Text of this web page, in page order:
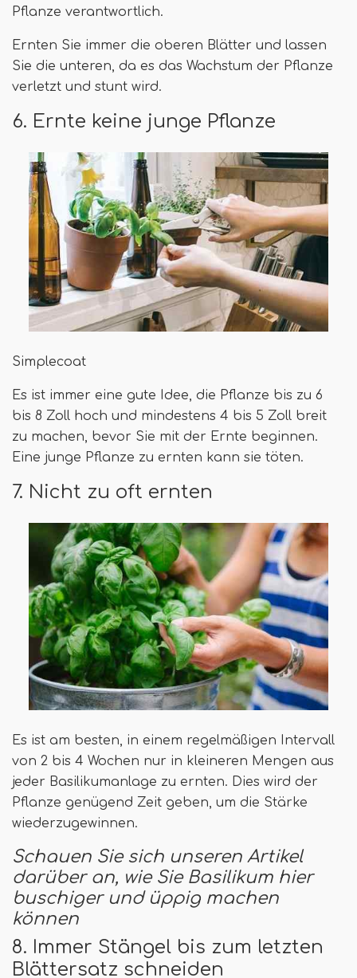
Pflanze verantwortlich.
Ernten Sie immer die oberen Blätter und lassen
Sie die unteren, da es das Wachstum der Pflanze
verletzt und stunt wird.
6. Ernte keine junge Pflanze
Simplecoat
Es ist immer eine gute Idee, die Pflanze bis zu 6
bis 8 Zoll hoch und mindestens 4 bis 5 Zoll breit
zu machen, bevor Sie mit der Ernte beginnen.
Eine junge Pflanze zu ernten kann sie töten.
7. Nicht zu oft ernten
Es ist am besten, in einem regelmäßigen Intervall
von 2 bis 4 Wochen nur in kleineren Mengen aus
jeder Basilikumanlage zu ernten. Dies wird der
Pflanze genügend Zeit geben, um die Stärke
wiederzugewinnen.
Schauen Sie sich unseren Artikel
darüber an, wie Sie Basilikum hier
buschiger und üppig machen
können
8. Immer Stängel bis zum letzten
Blättersatz schneiden